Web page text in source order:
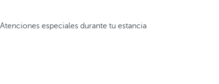
Atenciones especiales durante tu estancia